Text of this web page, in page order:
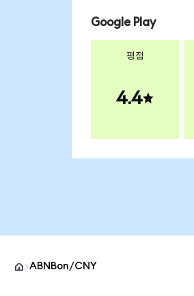
Google Play
평점
4.4
ABNBon/CNY